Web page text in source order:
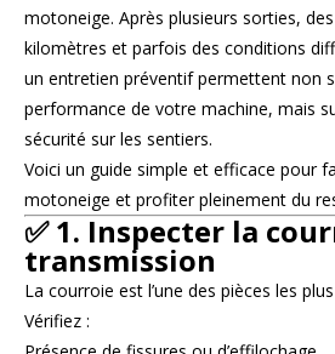
motoneige. Après plusieurs sorties,
kilomètres et parfois des conditions
un entretien préventif permettent non
performance de votre machine, mais
sécurité sur les sentiers.
Voici un guide simple et efficace pour
motoneige et profiter pleinement du
✅ 1. Inspecter la
transmission
La courroie est l’une des pièces les
Vérifiez :